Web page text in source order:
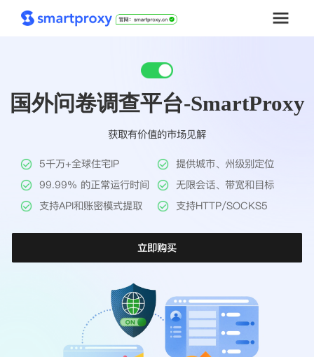
套餐购买
工具
帮助中心
国外问卷调查平台-SmartProxy
获取有价值的市场见解
5千万+全球住宅IP
提供城市、州级别定位
99.99% 的正常运行时间
无限会话、带宽和目标
支持API和账密模式提取
支持HTTP/SOCKS5
立即购买